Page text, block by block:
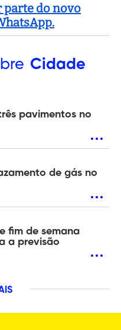
parte do novo
Cidade
pavimentos no
de gás no
fim de semana
a previsão